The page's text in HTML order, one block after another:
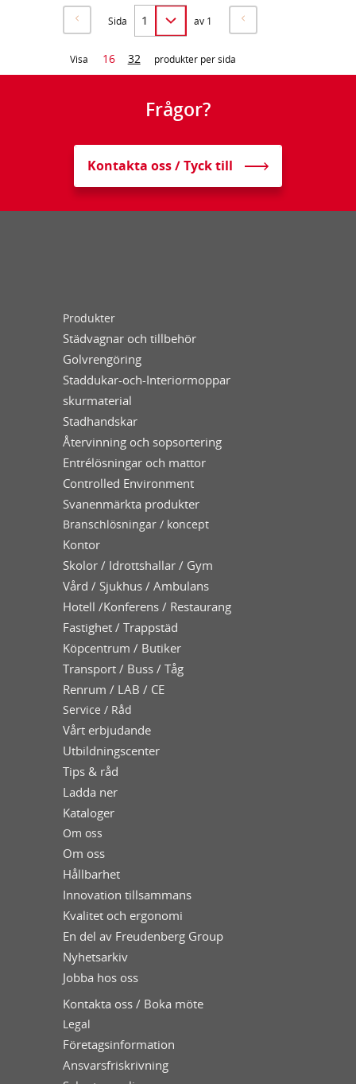
Sida av 1
Visa 16 32 produkter per sida
Frågor?
Kontakta oss / Tyck till
Produkter
Städvagnar och tillbehör
Golvrengöring
Staddukar-och-Interiormoppar
skurmaterial
Stadhandskar
Återvinning och sopsortering
Entrélösningar och mattor
Controlled Environment
Svanenmärkta produkter
Branschlösningar / koncept
Kontor
Skolor / Idrottshallar / Gym
Vård / Sjukhus / Ambulans
Hotell /Konferens / Restaurang
Fastighet / Trappstäd
Köpcentrum / Butiker
Transport / Buss / Tåg
Renrum / LAB / CE
Service / Råd
Vårt erbjudande
Utbildningscenter
Tips & råd
Ladda ner
Kataloger
Om oss
Om oss
Hållbarhet
Innovation tillsammans
Kvalitet och ergonomi
En del av Freudenberg Group
Nyhetsarkiv
Jobba hos oss
Kontakta oss / Boka möte
Legal
Företagsinformation
Ansvarsfriskrivning